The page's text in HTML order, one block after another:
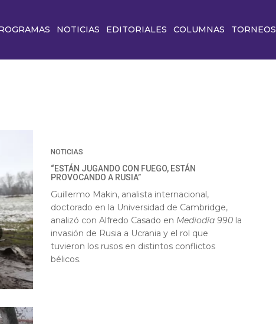
NOTICIAS EDITORIALES COLUMNAS TORNEOS
NOTICIAS
“ESTÁN JUGANDO CON FUEGO, ESTÁN
PROVOCANDO A RUSIA”
Guillermo Makin, analista internacional,
doctorado en la Universidad de Cambridge,
analizó con Alfredo Casado en Mediodía 990 la
invasión de Rusia a Ucrania y el rol que
tuvieron los rusos en distintos conflictos
bélicos.